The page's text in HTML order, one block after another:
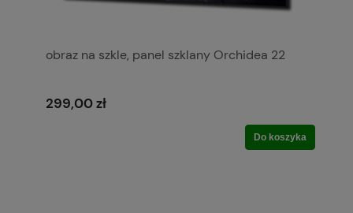
obraz na szkle, panel szklany Orchidea 22
299,00 zł
Do koszyka